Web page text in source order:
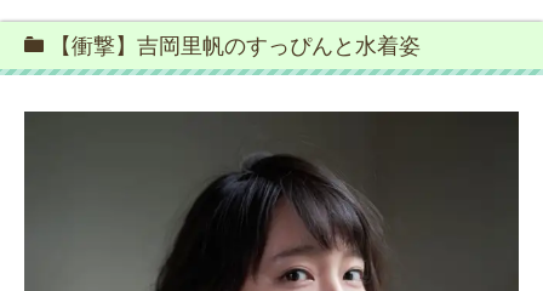
【衝撃】吉岡里帆のすっぴんと水着姿